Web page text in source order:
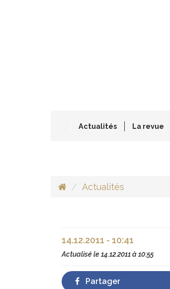
Actualités La revue
Actualités
14.12.2011 - 10:41
Actualisé le14.12.2011 à 10:55
Partager